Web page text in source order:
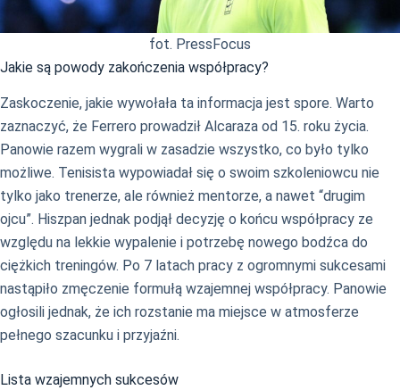
fot. PressFocus
Jakie są powody zakończenia współpracy?
Zaskoczenie, jakie wywołała ta informacja jest spore. Warto
zaznaczyć, że Ferrero prowadził Alcaraza od 15. roku życia.
Panowie razem wygrali w zasadzie wszystko, co było tylko
możliwe. Tenisista wypowiadał się o swoim szkoleniowcu nie
tylko jako trenerze, ale również mentorze, a nawet “drugim
ojcu”. Hiszpan jednak podjął decyzję o końcu współpracy ze
względu na lekkie wypalenie i potrzebę nowego bodźca do
ciężkich treningów. Po 7 latach pracy z ogromnymi sukcesami
nastąpiło zmęczenie formułą wzajemnej współpracy. Panowie
ogłosili jednak, że ich rozstanie ma miejsce w atmosferze
pełnego szacunku i przyjaźni.
Lista wzajemnych sukcesów